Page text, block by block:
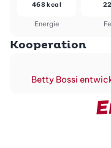
Energie
468 kcal
Kooperation
Betty Bossi